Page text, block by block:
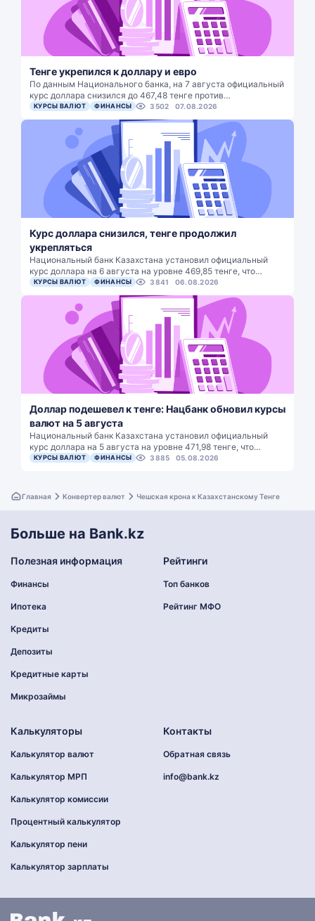
Тенге укрепился к доллару и евро
По данным Национального банка, на 7 августа официальный
курс доллара снизился до 467,48 тенге против…
КУРСЫ ВАЛЮТ ФИНАНСЫ 3502 07.08.2026
Курс доллара снизился, тенге продолжил
укрепляться
Национальный банк Казахстана установил официальный
курс доллара на 6 августа на уровне 469,85 тенге, что…
КУРСЫ ВАЛЮТ ФИНАНСЫ 3841 06.08.2026
Доллар подешевел к тенге: Нацбанк обновил курсы
валют на 5 августа
Национальный банк Казахстана установил официальный
курс доллара на 5 августа на уровне 471,98 тенге, что…
КУРСЫ ВАЛЮТ ФИНАНСЫ 3885 05.08.2026
Главная Конвертер валют Чешская крона к Казахстанскому Тенге
Больше на Bank.kz
Полезная информация
Финансы
Ипотека
Кредиты
Депозиты
Кредитные карты
Микрозаймы
Рейтинги
Топ банков
Рейтинг МФО
Калькуляторы
Калькулятор валют
Калькулятор МРП
Калькулятор комиссии
Процентный калькулятор
Калькулятор пени
Калькулятор зарплаты
Контакты
Обратная связь
info@bank.kz